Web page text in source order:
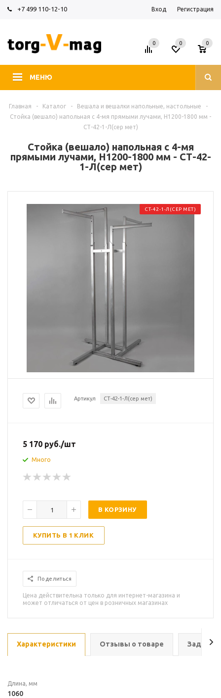
+7 499 110-12-10 Вход Регистрация
МЕНЮ
0 0
0
Главная - Каталог - Вешала и вешалки напольные, настольные
-
Стойка (вешало) напольная с 4-мя прямыми лучами, H1200-1800 мм -
СТ-42-1-Л(сер мет)
Стойка (вешало) напольная с 4-мя
прямыми лучами, H1200-1800 мм - СТ-42-
1-Л(сер мет)
СТ-42-1-Л(СЕР МЕТ)
Артикул СТ-42-1-Л(сер мет)
5 170 руб./шт
Много
В КОРЗИНУ
КУПИТЬ В 1 КЛИК
Поделиться
Цена действительна только для интернет-магазина и
может отличаться от цен в розничных магазинах
Характеристики Отзывы о товаре Задать
Длина, мм
1060